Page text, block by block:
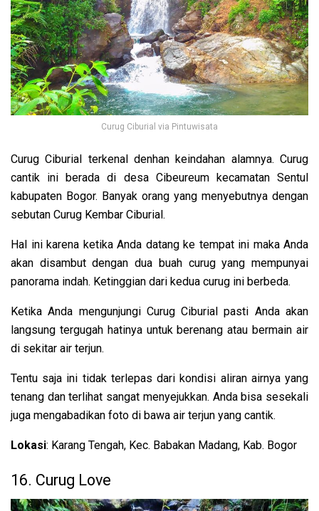
Curug Ciburial via Pintuwisata
Curug Ciburial terkenal denhan keindahan alamnya. Curug
cantik ini berada di desa Cibeureum kecamatan Sentul
kabupaten Bogor. Banyak orang yang menyebutnya dengan
sebutan Curug Kembar Ciburial.
Hal ini karena ketika Anda datang ke tempat ini maka Anda
akan disambut dengan dua buah curug yang mempunyai
panorama indah. Ketinggian dari kedua curug ini berbeda.
Ketika Anda mengunjungi Curug Ciburial pasti Anda akan
langsung tergugah hatinya untuk berenang atau bermain air
di sekitar air terjun.
Tentu saja ini tidak terlepas dari kondisi aliran airnya yang
tenang dan terlihat sangat menyejukkan. Anda bisa sesekali
juga mengabadikan foto di bawa air terjun yang cantik.
Lokasi: Karang Tengah, Kec. Babakan Madang, Kab. Bogor
16. Curug Love